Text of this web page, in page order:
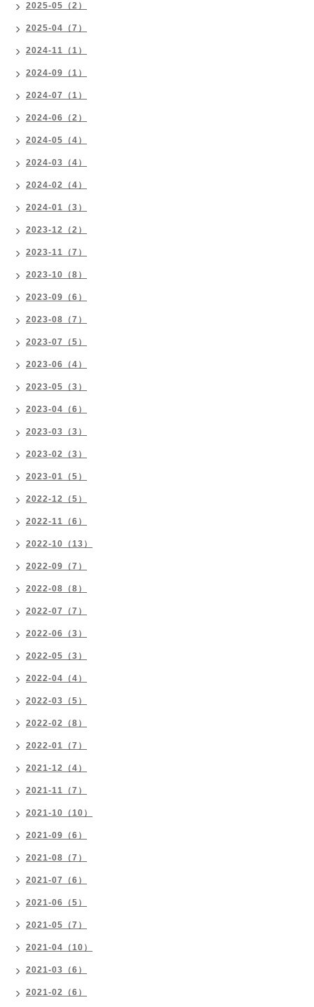
2025-05（2）
2025-04（7）
2024-11（1）
2024-09（1）
2024-07（1）
2024-06（2）
2024-05（4）
2024-03（4）
2024-02（4）
2024-01（3）
2023-12（2）
2023-11（7）
2023-10（8）
2023-09（6）
2023-08（7）
2023-07（5）
2023-06（4）
2023-05（3）
2023-04（6）
2023-03（3）
2023-02（3）
2023-01（5）
2022-12（5）
2022-11（6）
2022-10（13）
2022-09（7）
2022-08（8）
2022-07（7）
2022-06（3）
2022-05（3）
2022-04（4）
2022-03（5）
2022-02（8）
2022-01（7）
2021-12（4）
2021-11（7）
2021-10（10）
2021-09（6）
2021-08（7）
2021-07（6）
2021-06（5）
2021-05（7）
2021-04（10）
2021-03（6）
2021-02（6）